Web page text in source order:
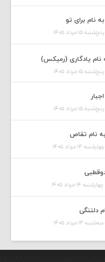
نام برای تو
۱۵ مرداد ۱۴۰۵
نام یادگاری (رمیکس)
۱۵ مرداد ۱۴۰۵
۱۵ مرداد ۱۴۰۵
نام تقاص
۱۴ مرداد ۱۴۰۵
۱۴ مرداد ۱۴۰۵
دلتنگی
۱۳ مرداد ۱۴۰۵